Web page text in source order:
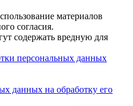
материалов
согласия.
содержать вредную для
персональных данных
данных на обработку его